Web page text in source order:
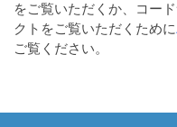
をご覧いただくか、コー
クトをご覧いただくために
ご覧ください。